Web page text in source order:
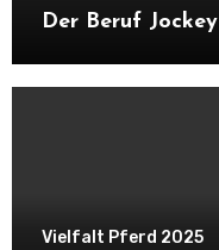
Der Beruf Jockey
Vielfalt Pferd 2025